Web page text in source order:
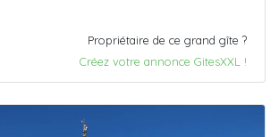
Propriétaire de ce grand gîte ?
Créez votre annonce GitesXXL !